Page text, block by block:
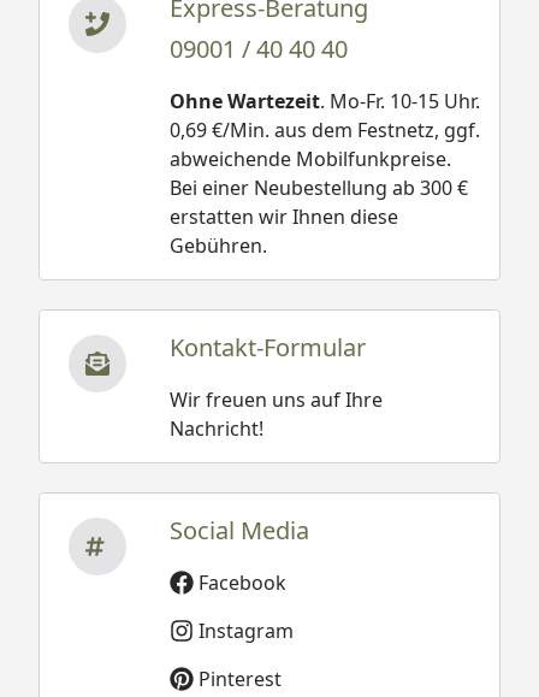
Express-Beratung
09001 / 40 40 40
Ohne Wartezeit. Mo-Fr. 10-15 Uhr.
0,69 €/Min. aus dem Festnetz, ggf.
abweichende Mobilfunkpreise.
Bei einer Neubestellung ab 300 €
erstatten wir Ihnen diese
Gebühren.
Kontakt-Formular
Wir freuen uns auf Ihre
Nachricht!
Social Media
Facebook
Instagram
Pinterest